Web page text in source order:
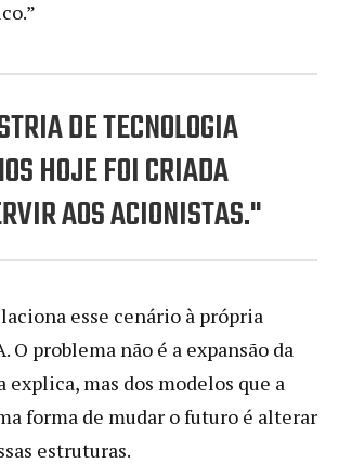
DE TECNOLOGIA
HOJE FOI CRIADA
AOS ACIONISTAS."
esse cenário à própria
O problema não é a expansão da
mas dos modelos que a
forma de mudar o futuro é alterar
estruturas.